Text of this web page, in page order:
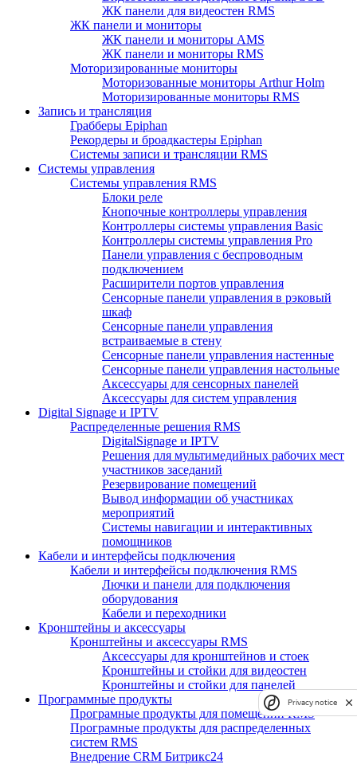
ЖК панели для видеостен RMS
ЖК панели и мониторы
ЖК панели и мониторы AMS
ЖК панели и мониторы RMS
Моторизированные мониторы
Моторизованные мониторы Arthur Holm
Моторизированные мониторы RMS
Запись и трансляция
Грабберы Epiphan
Рекордеры и броадкастеры Epiphan
Системы записи и трансляции RMS
Системы управления
Системы управления RMS
Блоки реле
Кнопочные контроллеры управления
Контроллеры системы управления Basic
Контроллеры системы управления Pro
Панели управления с беспроводным
подключением
Расширители портов управления
Сенсорные панели управления в рэковый
шкаф
Сенсорные панели управления
встраиваемые в стену
Сенсорные панели управления настенные
Сенсорные панели управления настольные
Аксессуары для сенсорных панелей
Аксессуары для систем управления
Digital Signage и IPTV
Распределенные решения RMS
DigitalSignage и IPTV
Решения для мультимедийных рабочих мест
участников заседаний
Резервирование помещений
Вывод информации об участниках
мероприятий
Системы навигации и интерактивных
помощников
Кабели и интерфейсы подключения
Кабели и интерфейсы подключения RMS
Лючки и панели для подключения
оборудования
Кабели и переходники
Кронштейны и аксессуары
Кронштейны и аксессуары RMS
Аксессуары для кронштейнов и стоек
Кронштейны и стойки для видеостен
Кронштейны и стойки для панелей
Программные продукты
Програмные продукты для помещений RMS
Програмные продукты для распределенных
систем RMS
Внедрение CRM Битрикс24
Privacy notice